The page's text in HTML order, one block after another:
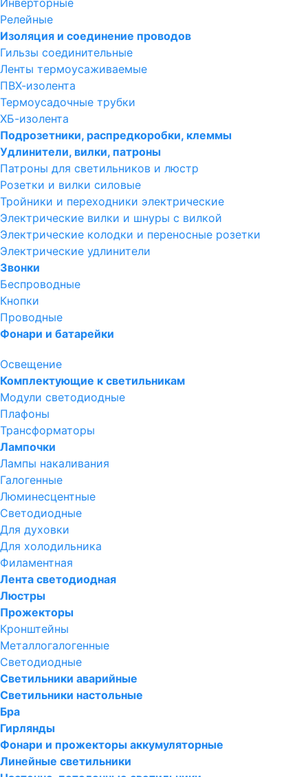
Инверторные
Релейные
Изоляция и соединение проводов
Гильзы соединительные
Ленты термоусаживаемые
ПВХ-изолента
Термоусадочные трубки
ХБ-изолента
Подрозетники, распредкоробки, клеммы
Удлинители, вилки, патроны
Патроны для светильников и люстр
Розетки и вилки силовые
Тройники и переходники электрические
Электрические вилки и шнуры с вилкой
Электрические колодки и переносные розетки
Электрические удлинители
Звонки
Беспроводные
Кнопки
Проводные
Фонари и батарейки
Освещение
Комплектующие к светильникам
Модули светодиодные
Плафоны
Трансформаторы
Лампочки
Лампы накаливания
Галогенные
Люминесцентные
Светодиодные
Для духовки
Для холодильника
Филаментная
Лента светодиодная
Люстры
Прожекторы
Кронштейны
Металлогалогенные
Светодиодные
Светильники аварийные
Светильники настольные
Бра
Гирлянды
Фонари и прожекторы аккумуляторные
Линейные светильники